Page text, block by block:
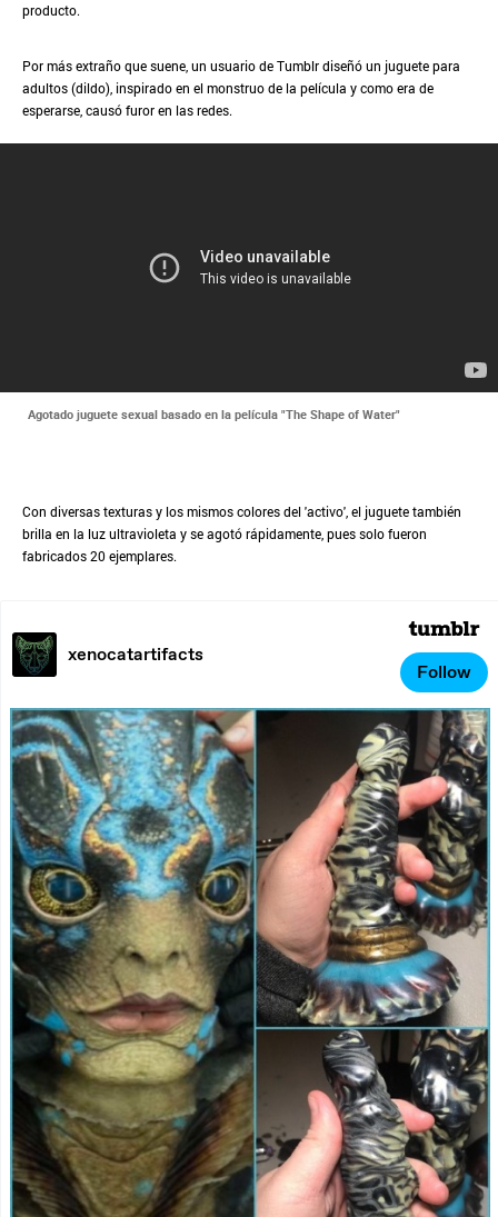
producto.
Por más extraño que suene, un usuario de Tumblr diseñó un juguete para
adultos (dildo), inspirado en el monstruo de la película y como era de
esperarse, causó furor en las redes.
Agotado juguete sexual basado en la película "The Shape of Water"
Con diversas texturas y los mismos colores del 'activo', el juguete también
brilla en la luz ultravioleta y se agotó rápidamente, pues solo fueron
fabricados 20 ejemplares.